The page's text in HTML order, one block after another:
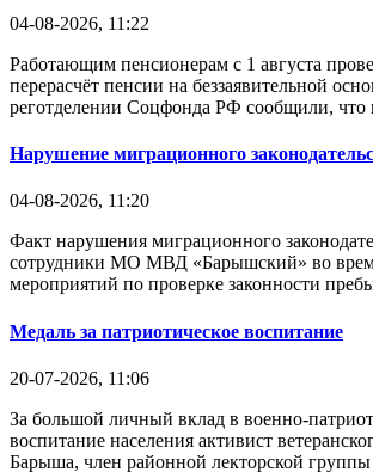
04-08-2026, 11:22
Работающим пенсионерам с 1 августа
перерасчёт пенсии на беззаявительной
реготделении Соцфонда РФ сообщили, что
Нарушение миграционного
04-08-2026, 11:20
Факт нарушения миграционного
сотрудники МО МВД «Барышский» во
мероприятий по проверке законности
Медаль за патриотическое воспитание
20-07-2026, 11:06
За большой личный вклад в военно-
воспитание населения активист
Барыша, член районной лекторской